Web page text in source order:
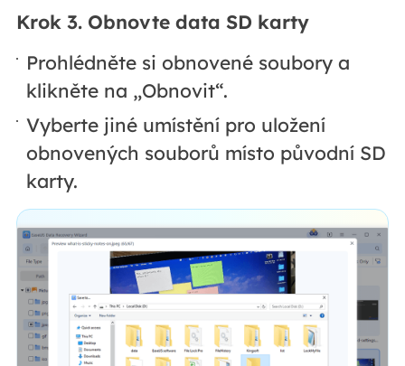
Krok 3. Obnovte data SD karty
Prohlédněte si obnovené soubory a
klikněte na „Obnovit“.
Vyberte jiné umístění pro uložení
obnovených souborů místo původní SD
karty.